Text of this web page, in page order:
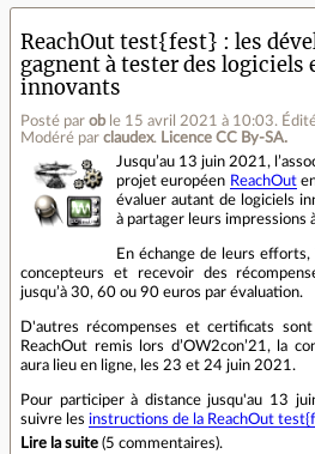
ReachOut test{fest} : les
gagnent à tester des logiciels
innovants
Posté par ob le 15 avril 2021 à 10:03.
Modéré par claudex. Licence CC By‑SA.
Jusqu’au 13 juin 2021,
projet européen ReachOut
évaluer autant de logiciels
à partager leurs impressions
En échange de leurs
concepteurs et recevoir des
jusqu’à 30, 60 ou 90 euros par évaluation.
D'autres récompenses et certificats
ReachOut remis lors d’OW2con’21, la
aura lieu en ligne, les 23 et 24 juin 2021.
Pour participer à distance jusqu'au 13
suivre les instructions de la ReachOut
Lire la suite (5 commentaires).